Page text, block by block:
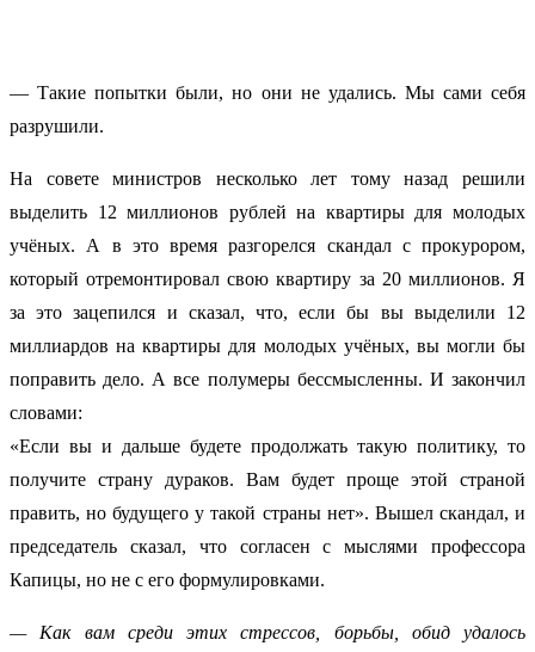
— Такие попытки были, но они не удались. Мы сами себя
разрушили.
На совете министров несколько лет тому назад решили
выделить 12 миллионов рублей на квартиры для молодых
учёных. А в это время разгорелся скандал с прокурором,
который отремонтировал свою квартиру за 20 миллионов. Я
за это зацепился и сказал, что, если бы вы выделили 12
миллиардов на квартиры для молодых учёных, вы могли бы
поправить дело. А все полумеры бессмысленны. И закончил
словами:
«Если вы и дальше будете продолжать такую политику, то
получите страну дураков. Вам будет проще этой страной
править, но будущего у такой страны нет». Вышел скандал, и
председатель сказал, что согласен с мыслями профессора
Капицы, но не с его формулировками.
— Как вам среди этих стрессов, борьбы, обид удалось